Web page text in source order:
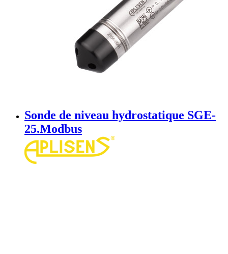
Sonde de niveau hydrostatique SGE-
25.Modbus